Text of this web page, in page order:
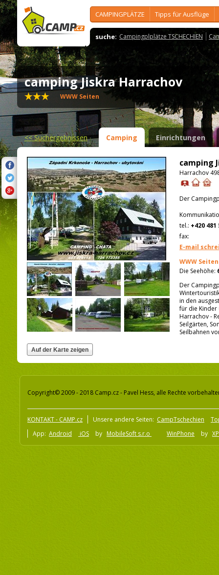
CAMPINGPLÄTZE Tipps für Ausflüge
suche: Campingplplätze TSCHECHIEN
camping Jiskra Harrachov
WWW Seiten
<<Suchergebnissen Camping Einrichtungen
camping
Harrachov
Der
tel.: +420 481
fax:
E-mail
WWW Seiten
Die Seehöhe:
Der
in den
für die Kinder
Harrachov -
Seilgärten,
Seilbahnen
Copyright© 2009 - 2018 Camp.cz - Pavel Hess, alle Rechte
KONTAKT - CAMP.cz Unsere andere Seiten: CampTschechien
App: Android iOS by MobileSoft s.r.o WinPhone by